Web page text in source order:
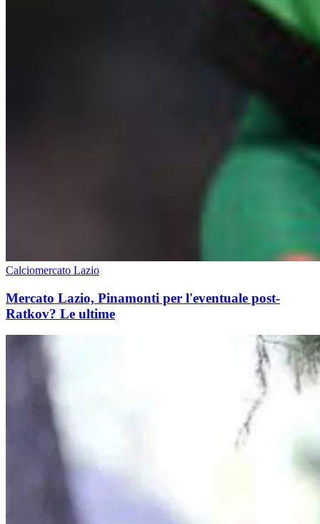
Calciomercato Lazio
Mercato Lazio, Pinamonti per l'eventuale post-
Ratkov? Le ultime